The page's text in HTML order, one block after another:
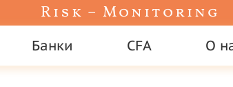
Risk – Monitoring
Банки CFA О